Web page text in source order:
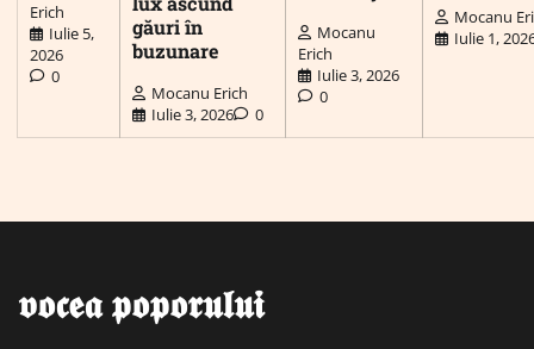
Erich
Iulie 5,
2026
0
găuri în
buzunare
Mocanu Erich
Iulie 3, 2026
0
Mocanu
Erich
Iulie 3, 2026
0
Mocanu
Iulie 1,
𝖛𝖔𝖈𝖊𝖆 𝖕𝖔𝖕𝖔𝖗𝖚𝖑𝖚𝖎